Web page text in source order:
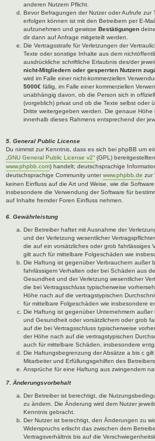
anderen Nutzern Pflicht.
Bevor Befragungen der Nutzer oder Aufrufe zur
erfolgen können ist mit den Betreibern per E-
aufzunehmen und gewisse Bestätigungen
dir dann auf Anfrage mitgeteilt werden.
Die Vertragsstrafe für Verletzungen der
Texte oder sonstige Inhalte aus dem
ausdrückliche schriftliche Erlaubnis des/der
nicht-Mitgliedern oder gesperrten Nutzern
wird im Falle einer nicht-kommerziellen
5000€ fällig, im Falle einer kommerziellen
unabhängig davon, ob die Person sich in
(vorgeblich) privat und ob die Texte selbst oder
Dritte weitergegeben werden. Die genaue Höhe
innerhalb dieses Rahmens entsprechend der
5. General Public License
Du nimmst zur Kenntnis, dass es sich bei phpBB um
„GNU General Public License v2“ (GPL)
www.phpbb.com) handelt; deutschsprachige
deutschsprachige Community unterwww.phpbb.de zur
keinen Einfluss auf die Art und Weise, wie die
insbesondere die Verwendung der Software für
auf Inhalte fremder Foren Einfluss nehmen.
6. Gewährleistung
Der Betreiber haftet mit Ausnahme der
und der Verletzung wesentlicher
die auf ein vorsätzliches oder grob fahrlässiges
gilt auch für mittelbare Folgeschäden wie
Die Haftung ist gegenüber Verbrauchern außer
fahrlässigem Verhalten oder bei Schäden aus
Gesundheit und der Verletzung wesentlicher
die bei Vertragsschluss typischerweise
Höhe nach auf die vertragstypischen
für mittelbare Folgeschäden wie insbesondere
Die Haftung ist gegenüber Unternehmern
und Gesundheit oder vorsätzlichem oder grob
auf die bei Vertragsschluss typischerweise
der Höhe nach auf die vertragstypischen
auch für mittelbare Schäden, insbesondere
Die Haftungsbegrenzung der Absätze a bis c
Mitarbeiter und Erfüllungsgehilfen des Betreibers.
Ansprüche für eine Haftung aus zwingendem
7. Änderungsvorbehalt
Der Betreiber ist berechtigt, die
zu ändern. Die Änderung wird dem Nutzer
Kenntnis gebracht.
Der Nutzer ist berechtigt, den Änderungen zu
Widerspruchs erlischt das zwischen dem
Vertragsverhältnis bis auf die